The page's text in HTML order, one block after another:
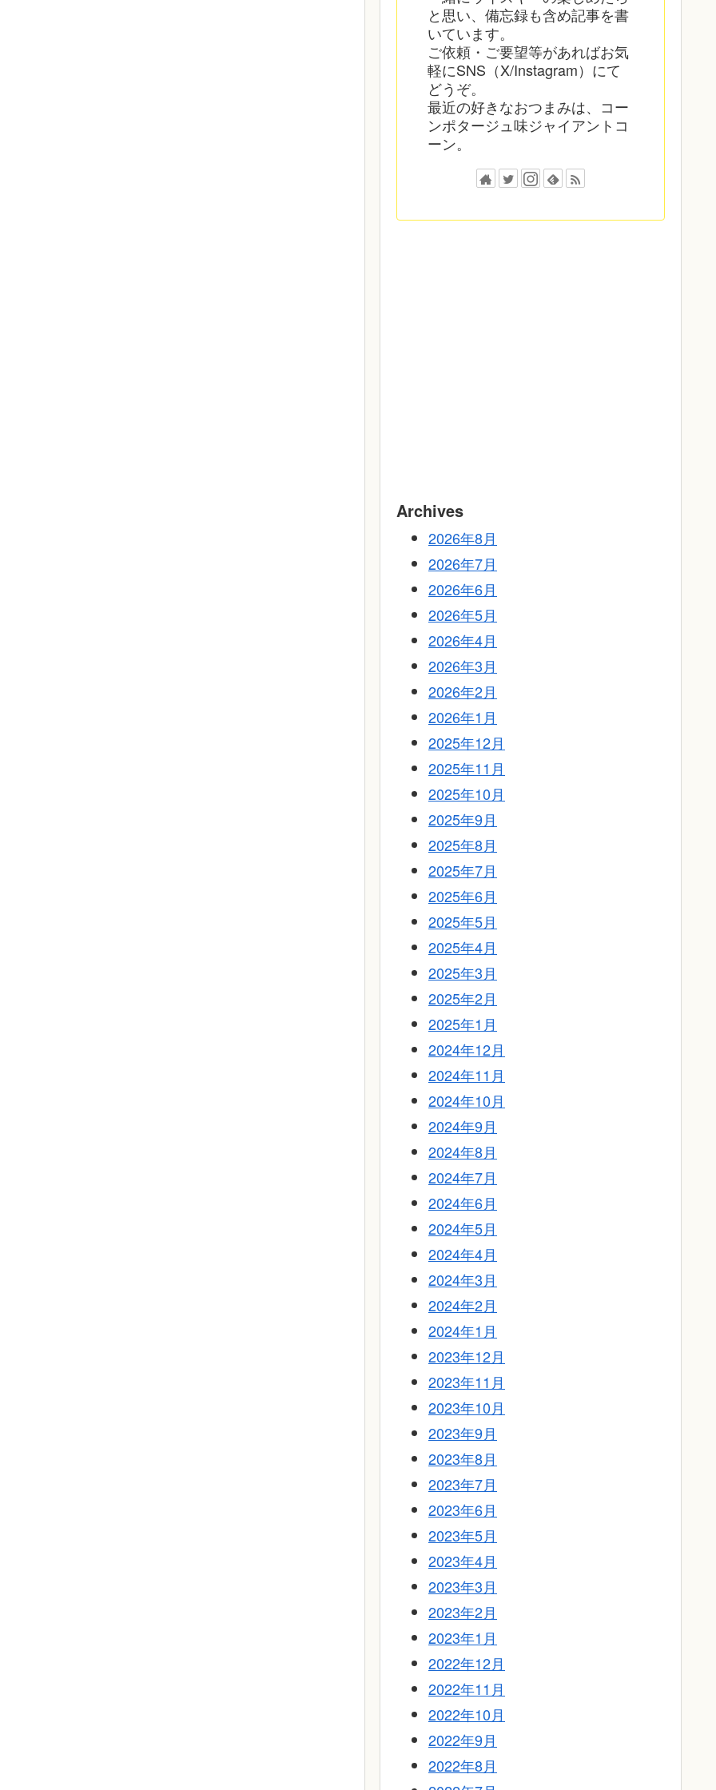
と思い、備忘録も含め記事を書
いています。
ご依頼・ご要望等があればお気
軽にSNS（X/Instagram）にて
どうぞ。
最近の好きなおつまみは、コー
ンポタージュ味ジャイアントコ
ーン。
Archives
2026年8月
2026年7月
2026年6月
2026年5月
2026年4月
2026年3月
2026年2月
2026年1月
2025年12月
2025年11月
2025年10月
2025年9月
2025年8月
2025年7月
2025年6月
2025年5月
2025年4月
2025年3月
2025年2月
2025年1月
2024年12月
2024年11月
2024年10月
2024年9月
2024年8月
2024年7月
2024年6月
2024年5月
2024年4月
2024年3月
2024年2月
2024年1月
2023年12月
2023年11月
2023年10月
2023年9月
2023年8月
2023年7月
2023年6月
2023年5月
2023年4月
2023年3月
2023年2月
2023年1月
2022年12月
2022年11月
2022年10月
2022年9月
2022年8月